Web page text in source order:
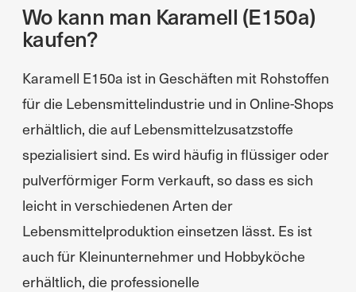
Wo kann man Karamell (E150a)
kaufen?
Karamell E150a ist in Geschäften mit Rohstoffen
für die Lebensmittelindustrie und in Online-Shops
erhältlich, die auf Lebensmittelzusatzstoffe
spezialisiert sind. Es wird häufig in flüssiger oder
pulverförmiger Form verkauft, so dass es sich
leicht in verschiedenen Arten der
Lebensmittelproduktion einsetzen lässt. Es ist
auch für Kleinunternehmer und Hobbyköche
erhältlich, die professionelle